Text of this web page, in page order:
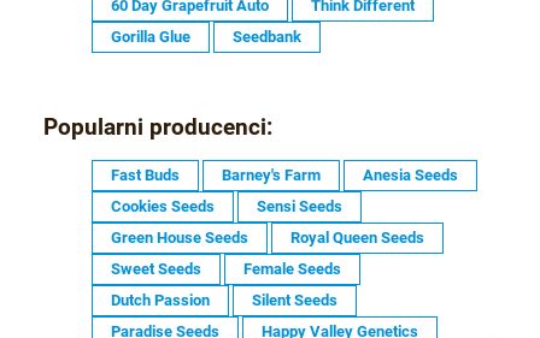
60 Day Grapefruit Auto
Think Different
Gorilla Glue
Seedbank
Popularni producenci:
Fast Buds Barney's Farm
Anesia Seeds
Cookies Seeds
Sensi Seeds
Green House Seeds
Royal Queen Seeds
Sweet Seeds
Female Seeds
Dutch Passion
Silent Seeds
Paradise Seeds
Happy Valley Genetics